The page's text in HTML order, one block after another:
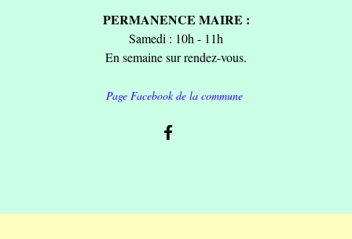
PERMANENCE MAIRE :
Samedi : 10h - 11h
En semaine sur rendez-vous.
Page Facebook de la commune